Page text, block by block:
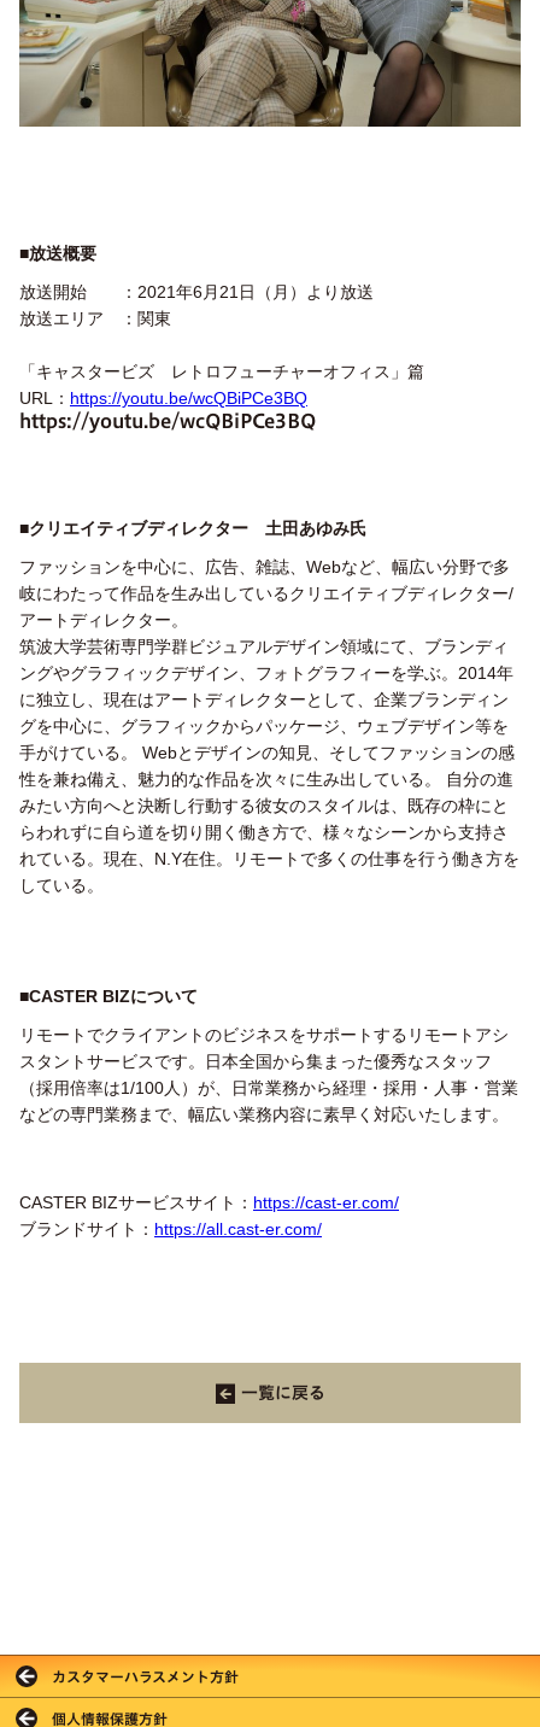
■放送概要
放送開始 ：2021年6月21日（月）より放送
放送エリア ：関東
「キャスタービズ レトロフューチャーオフィス」篇
URL： https://youtu.be/wcQBiPCe3BQ
https://youtu.be/wcQBiPCe3BQ
■クリエイティブディレクター 土田あゆみ氏
ファッションを中心に、広告、雑誌、Webなど、幅広い分野で多
岐にわたって作品を生み出しているクリエイティブディレクター/
アートディレクター。
筑波大学芸術専門学群ビジュアルデザイン領域にて、ブランディ
ングやグラフィックデザイン、フォトグラフィーを学ぶ。2014年
に独立し、現在はアートディレクターとして、企業ブランディン
グを中心に、グラフィックからパッケージ、ウェブデザイン等を
手がけている。 Webとデザインの知見、そしてファッションの感
性を兼ね備え、魅力的な作品を次々に生み出している。 自分の進
みたい方向へと決断し行動する彼女のスタイルは、既存の枠にと
らわれずに自ら道を切り開く働き方で、様々なシーンから支持さ
れている。現在、N.Y在住。リモートで多くの仕事を行う働き方を
している。
■CASTER BIZについて
リモートでクライアントのビジネスをサポートするリモートアシ
スタントサービスです。日本全国から集まった優秀なスタッフ
（採用倍率は1/100人）が、日常業務から経理・採用・人事・営業
などの専門業務まで、幅広い業務内容に素早く対応いたします。
CASTER BIZサービスサイト： https://cast-er.com/
ブランドサイト： https://all.cast-er.com/
一覧に戻る
カスタマーハラスメント方針
個人情報保護方針